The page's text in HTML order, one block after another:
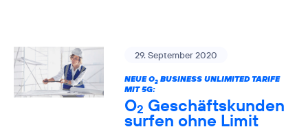
29. September 2020
NEUE O2BUSINESS UNLIMITED TARIFE
MIT 5G:
O2 Geschäftskunden
surfen ohne Limit